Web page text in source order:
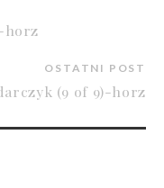
horz
OSTATNI POST
(9 of 9)-horz